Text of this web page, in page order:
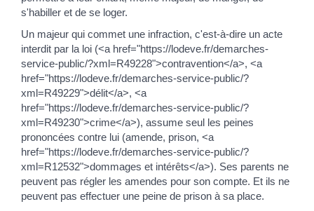
s'habiller et de se loger.
Un majeur qui commet une infraction, c'est-à-dire un acte
interdit par la loi (<a href="https://lodeve.fr/demarches-
service-public/?xml=R49228">contravention</a>, <a
href="https://lodeve.fr/demarches-service-public/?
xml=R49229">délit</a>, <a
href="https://lodeve.fr/demarches-service-public/?
xml=R49230">crime</a>), assume seul les peines
prononcées contre lui (amende, prison, <a
href="https://lodeve.fr/demarches-service-public/?
xml=R12532">dommages et intérêts</a>). Ses parents ne
peuvent pas régler les amendes pour son compte. Et ils ne
peuvent pas effectuer une peine de prison à sa place.